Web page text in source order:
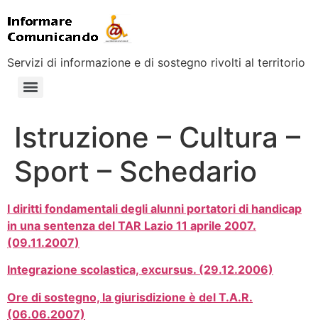
Servizi di informazione e di sostegno rivolti al territorio
Istruzione – Cultura –
Sport – Schedario
I diritti fondamentali degli alunni portatori di handicap
in una sentenza del TAR Lazio 11 aprile 2007.
(09.11.2007)
Integrazione scolastica, excursus. (29.12.2006)
Ore di sostegno, la giurisdizione è del T.A.R.
(06.06.2007)